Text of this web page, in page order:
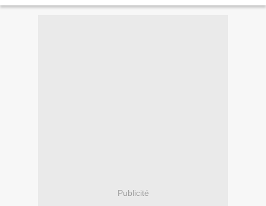
Publicité